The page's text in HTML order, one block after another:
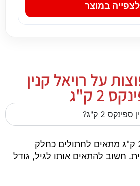
לצפייה במוצר
על רויאל קנין
2 ק"ג
2 ק"ג?
רויאל קנין ספינקס 2 ק"ג מתאים לחתולים כחלק
חשוב להתאים אותו לגיל, גודל